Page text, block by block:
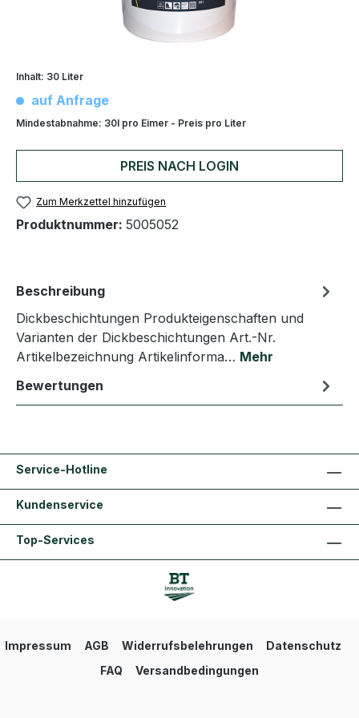
Inhalt: 30 Liter
auf Anfrage
Mindestabnahme: 30l pro Eimer - Preis pro Liter
PREIS NACH LOGIN
Zum Merkzettel hinzufügen
Produktnummer: 5005052
Beschreibung
Dickbeschichtungen Produkteigenschaften und
Varianten der Dickbeschichtungen Art.-Nr.
Artikelbezeichnung Artikelinforma… Mehr
Bewertungen
Service-Hotline
Kundenservice
Top-Services
Impressum AGB Widerrufsbelehrungen
Datenschutz
FAQ
Versandbedingungen